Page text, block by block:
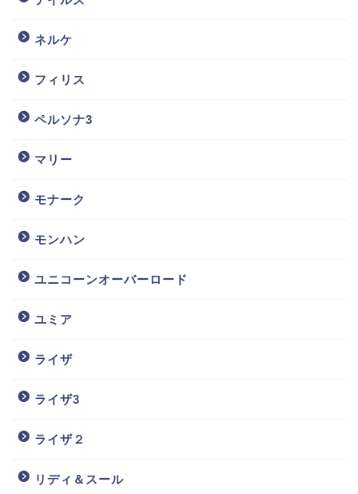
ネルケ
フィリス
ペルソナ3
マリー
モナーク
モンハン
ユニコーンオーバーロード
ユミア
ライザ
ライザ3
ライザ２
リディ＆スール